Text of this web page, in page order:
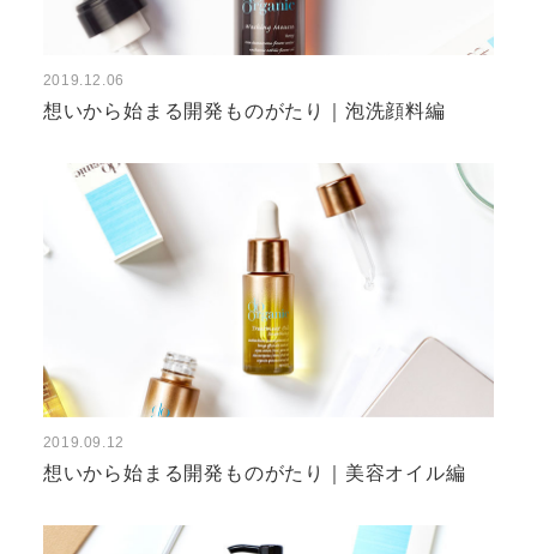
2019.12.06
想いから始まる開発ものがたり｜泡洗顔料編
2019.09.12
想いから始まる開発ものがたり｜美容オイル編